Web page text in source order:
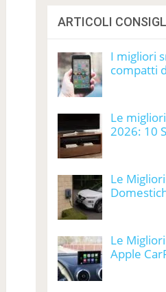
ARTICOLI
I migliori
compatti
Le
2026: 10
Le
Le
Apple